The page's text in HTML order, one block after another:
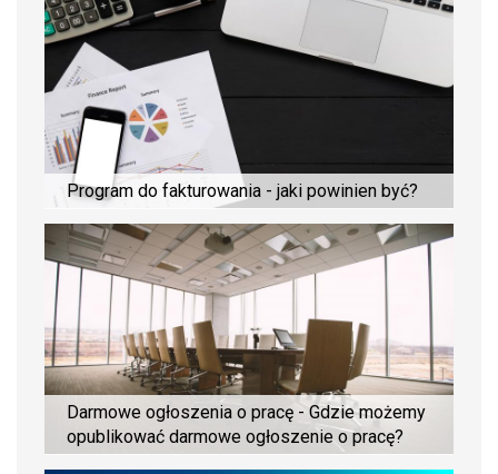
Program do fakturowania - jaki powinien być?
Darmowe ogłoszenia o pracę - Gdzie możemy
opublikować darmowe ogłoszenie o pracę?